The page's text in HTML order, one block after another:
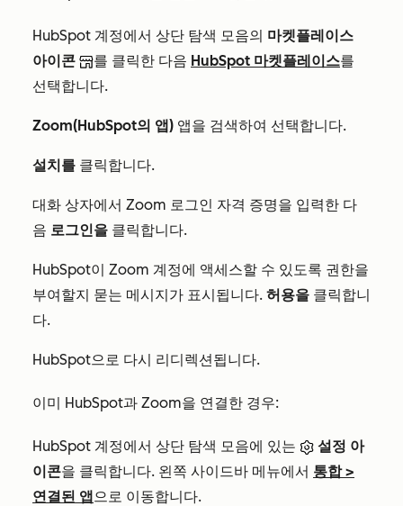
HubSpot 계정에서 상단 탐색 모음의 마켓플레이스
아이콘
를 클릭한 다음 HubSpot 마켓플레이스를
선택합니다.
Zoom(HubSpot의 앱) 앱을 검색하여 선택합니다.
설치를 클릭합니다.
대화 상자에서 Zoom 로그인 자격 증명을 입력한 다
음 로그인을 클릭합니다.
HubSpot이 Zoom 계정에 액세스할 수 있도록 권한을
부여할지 묻는 메시지가 표시됩니다. 허용을 클릭합니
다.
HubSpot으로 다시 리디렉션됩니다.
이미 HubSpot과 Zoom을 연결한 경우:
HubSpot 계정에서 상단 탐색 모음에 있는
설정 아
이콘을 클릭합니다. 왼쪽 사이드바 메뉴에서 통합>
연결된 앱으로 이동합니다.